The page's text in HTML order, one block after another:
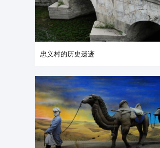
忠义村的历史遗迹